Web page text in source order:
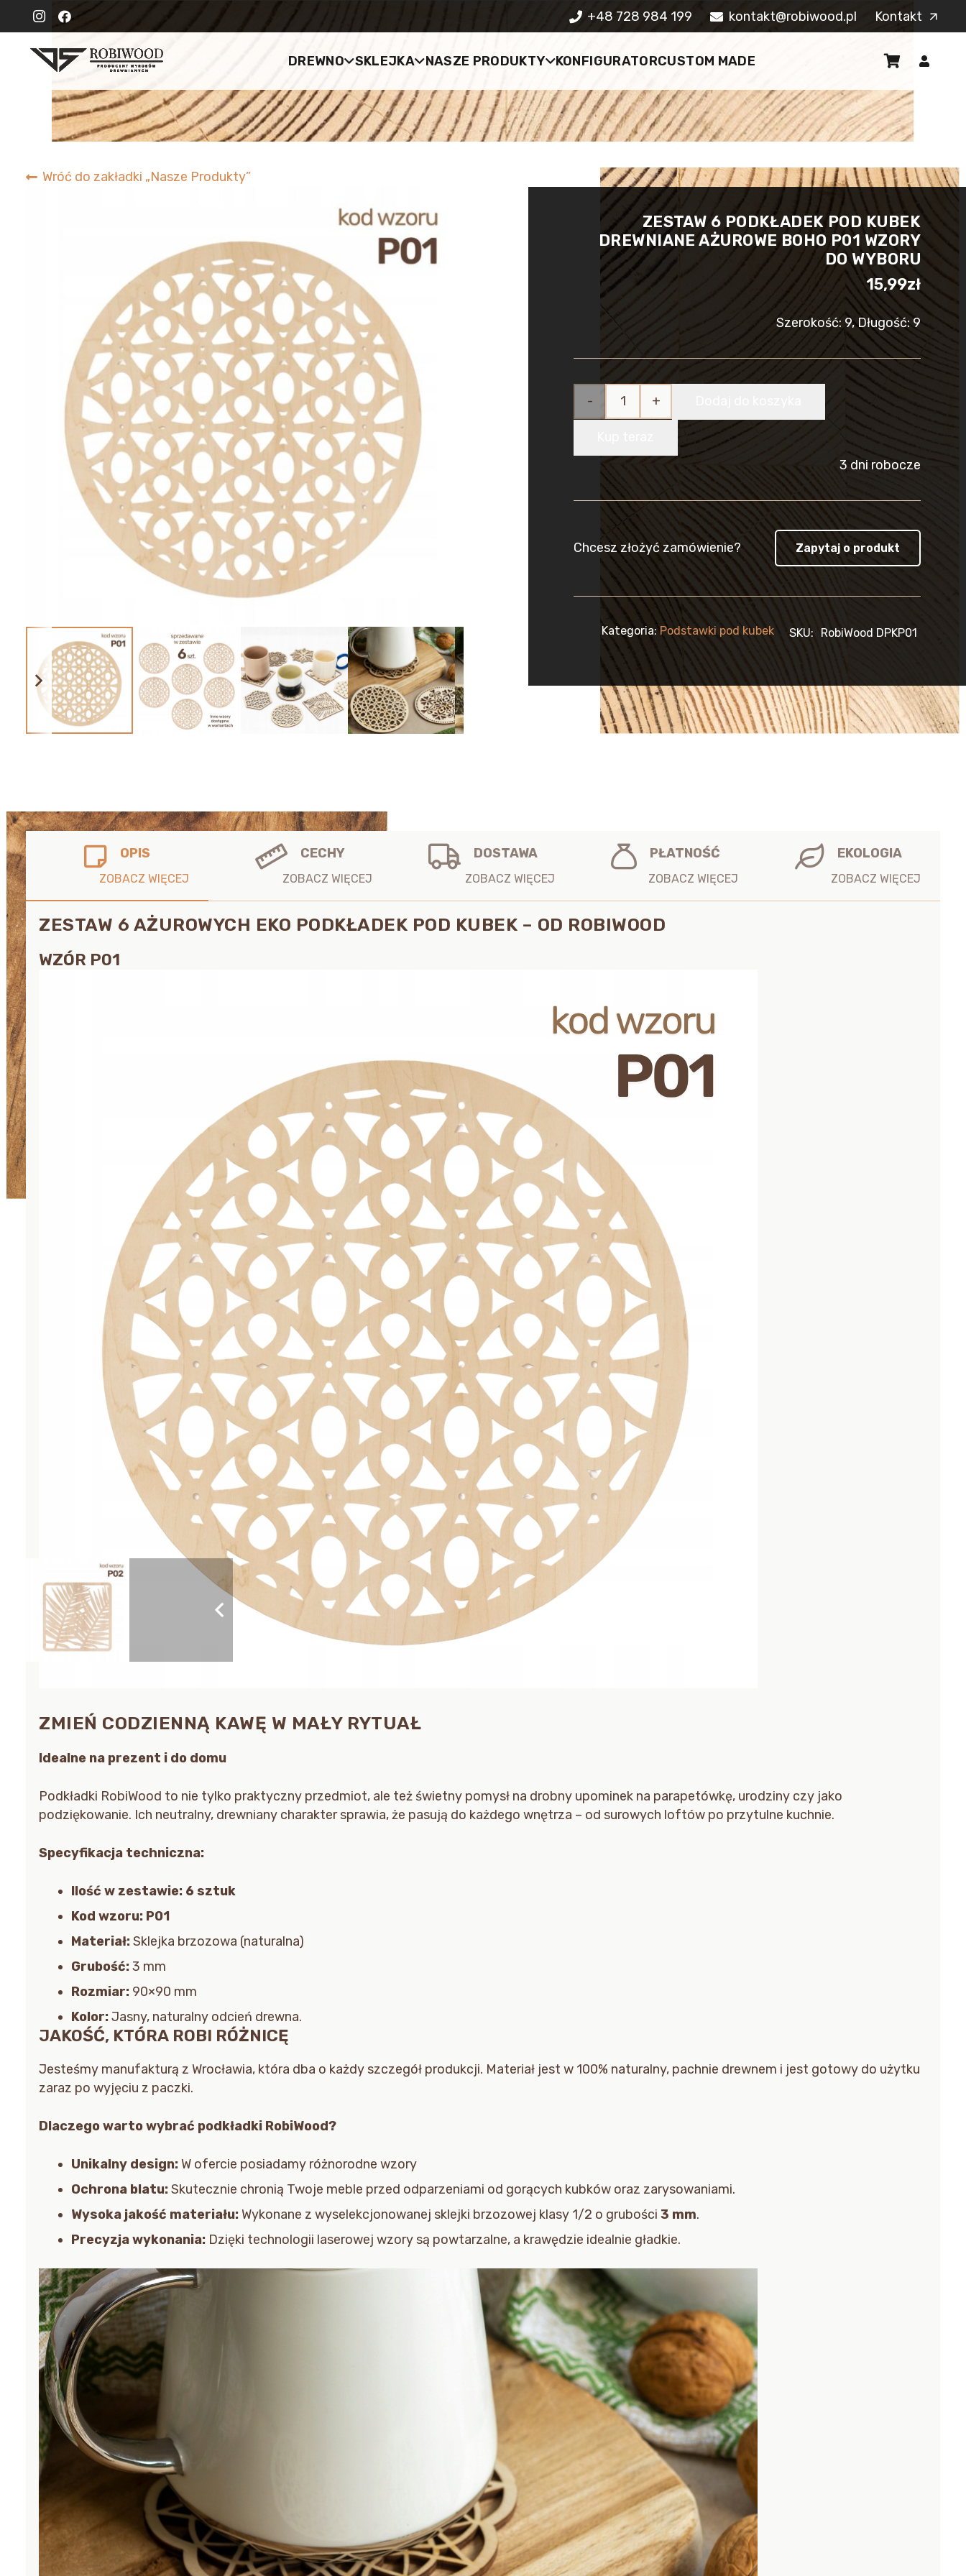
+48 728 984 199 kontakt@robiwood.pl Kontakt arrow_outward
DREWNO SKLEJKA NASZE PRODUKTY KONFIGURATORCUSTOM MADE
Wróć do zakładki „Nasze Produkty”
ZESTAW 6 PODKŁADEK POD KUBEK
DREWNIANE AŻUROWE BOHO P01 WZORY
DO WYBORU
15,99zł
Szerokość: 9, Długość: 9
ilość
Podkładek
pod Kubek
Drewniane
Ażurowe
Boho
WZORY
DO WYBORU
3 dni robocze
Chcesz złożyć zamówienie? Zapytaj o produkt
Kategoria: Podstawki pod kubek SKU: RobiWood DPKP01
OPIS CECHY DOSTAWA PŁATNOŚĆ EKOLOGIA
ZESTAW 6 AŻUROWYCH EKO PODKŁADEK POD KUBEK – OD ROBIWOOD
WZÓR P01
ZMIEŃ CODZIENNĄ KAWĘ W MAŁY RYTUAŁ
Idealne na prezent i do domu
Podkładki RobiWood to nie tylko praktyczny przedmiot, ale też świetny pomysł na drobny upominek na parapetówkę, urodziny czy jako
podziękowanie. Ich neutralny, drewniany charakter sprawia, że pasują do każdego wnętrza – od surowych loftów po przytulne kuchnie.
Specyfikacja techniczna:
Ilość w zestawie: 6 sztuk
Kod wzoru: P01
Materiał:Sklejka brzozowa (naturalna)
Grubość:3 mm
Rozmiar: 90×90 mm
Kolor:Jasny, naturalny odcień drewna.
JAKOŚĆ, KTÓRA ROBI RÓŻNICĘ
Jesteśmy manufakturą z Wrocławia, która dba o każdy szczegół produkcji. Materiał jest w 100% naturalny, pachnie drewnem i jest gotowy do użytku
zaraz po wyjęciu z paczki.
Dlaczego warto wybrać podkładki RobiWood?
Unikalny design:W ofercie posiadamy różnorodne wzory
Ochrona blatu:Skutecznie chronią Twoje meble przed odparzeniami od gorących kubków oraz zarysowaniami.
Wysoka jakość materiału:Wykonane z wyselekcjonowanej sklejki brzozowej klasy 1/2 o grubości 3 mm.
Precyzja wykonania: Dzięki technologii laserowej wzory są powtarzalne, a krawędzie idealnie gładkie.